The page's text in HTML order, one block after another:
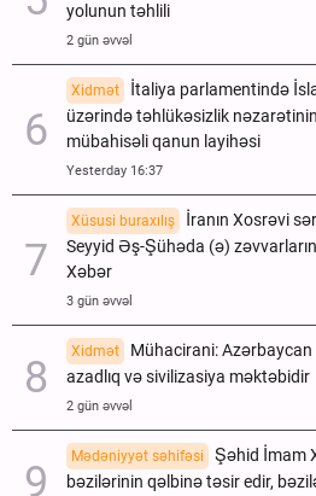
yolunun təhlili
2 gün əvvəl
Xidmət
İtaliya parlamentində
üzərində təhlükəsizlik
mübahisəli qanun layihəsi
Yesterday 16:37
Xüsusi buraxılış
İranın Xosrəvi
Seyyid Əş-Şühəda (ə)
Xəbər
3 gün əvvəl
Xidmət
Mühacirani: Azərbaycan
azadlıq və sivilizasiya məktəbidir
2 gün əvvəl
Mədəniyyət səhifəsi
Şəhid İmam
bəzilərinin qəlbinə təsir edir,